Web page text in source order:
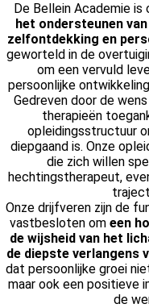
De Bellein Academie
het ondersteunen
zelfontdekking en
geworteld in de
om een vervuld
persoonlijke
Gedreven door de
therapieën
opleidingsstructuur
diepgaand is. Onze
die zich willen
hechtingstherapeut,
Onze drijfveren zijn de
vastbesloten om een
de wijsheid van het
de diepste verlangens
dat persoonlijke groei
maar ook een positieve
de
zijn
om
te
Ze
gebruikt
deze
kan de
niet